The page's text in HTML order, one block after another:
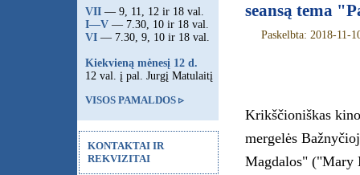
seansą tema
Paskelbta: 2018-11-
Krikščioniškas
mergelės
Magdalos" ("Mary
VII — 9, 11, 12 ir 18 val.
I—V — 7.30, 10 ir 18 val.
VI — 7.30, 9, 10 ir 18 val.
Kiekvieną mėnesį 12 d.
12 val. į pal. Jurgį Matulaitį
VISOS PAMALDOS ▹
KONTAKTAI IR
REKVIZITAI